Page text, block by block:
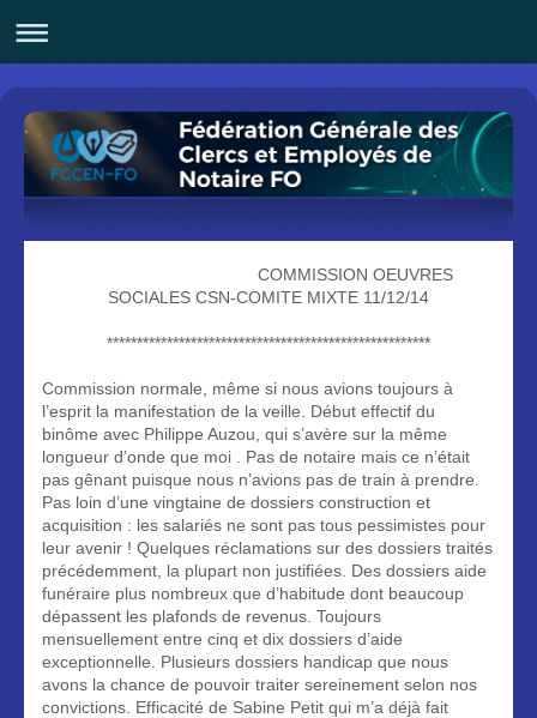
COMMISSION OEUVRES
SOCIALES CSN-COMITE MIXTE 11/12/14
******************************************************
Commission normale, même si nous avions toujours à
l’esprit la manifestation de la veille. Début effectif du
binôme avec Philippe Auzou, qui s’avère sur la même
longueur d’onde que moi . Pas de notaire mais ce n’était
pas gênant puisque nous n’avions pas de train à prendre.
Pas loin d’une vingtaine de dossiers construction et
acquisition : les salariés ne sont pas tous pessimistes pour
leur avenir ! Quelques réclamations sur des dossiers traités
précédemment, la plupart non justifiées. Des dossiers aide
funéraire plus nombreux que d’habitude dont beaucoup
dépassent les plafonds de revenus. Toujours
mensuellement entre cinq et dix dossiers d’aide
exceptionnelle. Plusieurs dossiers handicap que nous
avons la chance de pouvoir traiter sereinement selon nos
convictions. Efficacité de Sabine Petit qui m’a déjà fait